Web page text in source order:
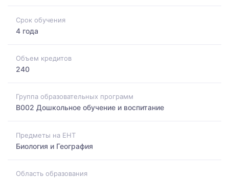
Срок обучения
4 года
Объем кредитов
240
Группа образовательных программ
B002 Дошкольное обучение и воспитание
Предметы на ЕНТ
Биология и География
Область образования